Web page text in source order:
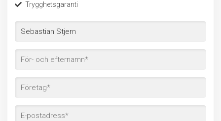
Trygghetsgaranti